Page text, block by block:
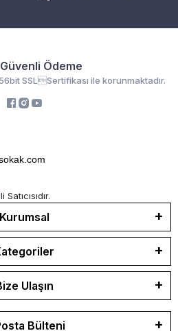
Ödeme
SSLSertifikası ile korunmaktadır.
Kurumsal
Ulaşın
Bülteni